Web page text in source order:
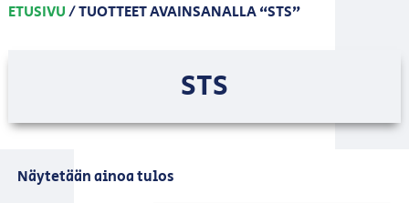
ETUSIVU/ TUOTTEET AVAINSANALLA “STS”
STS
Näytetään ainoa tulos